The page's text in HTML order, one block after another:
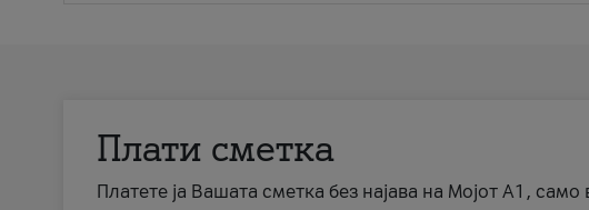
Плати сметка
Платете ја Вашата сметка без најава на Мојот А1, само